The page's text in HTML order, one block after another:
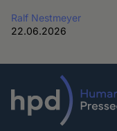
Ralf Nestmeyer
22.06.2026